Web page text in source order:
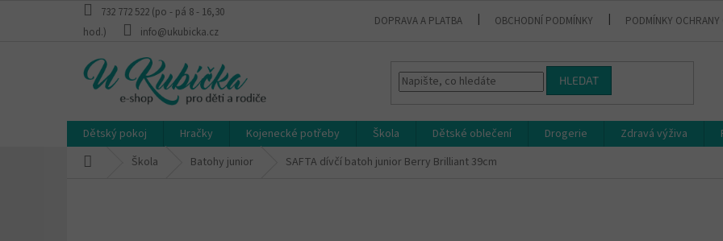
732 772 522 (po - pá 8 - 16,30
hod.)
info@ukubicka.cz
DOPRAVA A PLATBA OBCHODNÍ PODMÍNKY PODMÍNKY OCHRANY
HLEDAT
Dětský pokoj Hračky Kojenecké potřeby Škola Dětské oblečení Drogerie Zdravá výživa
Škola Batohy junior SAFTA dívčí batoh junior Berry Brilliant 39cm